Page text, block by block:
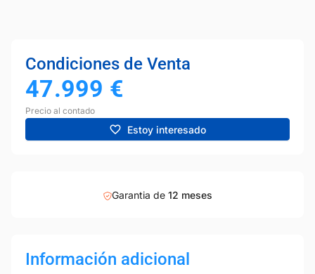
Condiciones de Venta
47.999 €
Precio al contado
Estoy interesado
Garantia de 12 meses
Información adicional